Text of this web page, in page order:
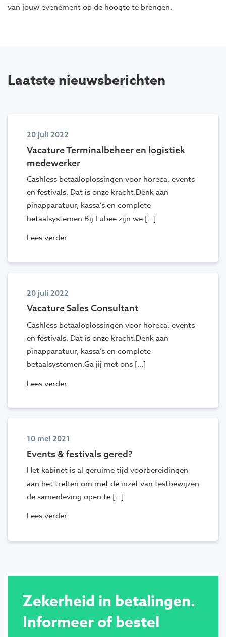
van jouw evenement op de hoogte te brengen.
Laatste nieuwsberichten
20 juli 2022
Vacature Terminalbeheer en logistiek
medewerker
Cashless betaaloplossingen voor horeca, events
en festivals. Dat is onze kracht.Denk aan
pinapparatuur, kassa’s en complete
betaalsystemen.Bij Lubee zijn we […]
Lees verder
20 juli 2022
Vacature Sales Consultant
Cashless betaaloplossingen voor horeca, events
en festivals. Dat is onze kracht.Denk aan
pinapparatuur, kassa’s en complete
betaalsystemen.Ga jij met ons […]
Lees verder
10 mei 2021
Events & festivals gered?
Het kabinet is al geruime tijd voorbereidingen
aan het treffen om met de inzet van testbewijzen
de samenleving open te […]
Lees verder
Zekerheid in betalingen.
Informeer of bestel